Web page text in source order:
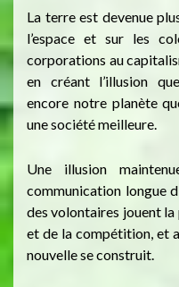
La terre est devenue
l’espace et sur les
corporations au
en créant l’illusion
encore notre planète
une société meilleure.
Une illusion
communication longue
des volontaires jouent
et de la compétition, et
nouvelle se construit.